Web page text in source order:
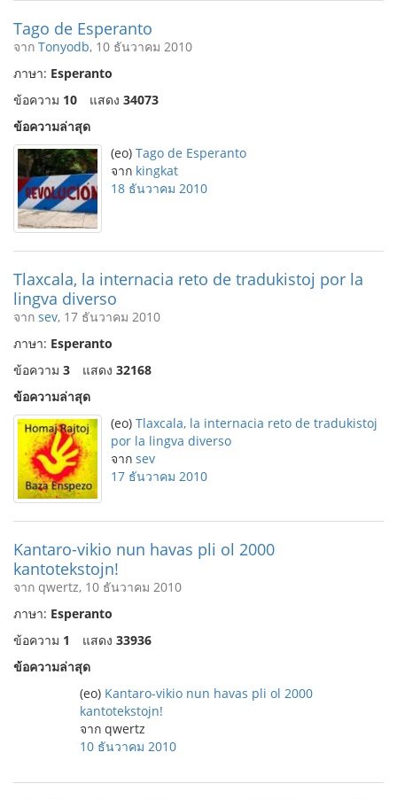
Tago de Esperanto
จาก Tonyodb, 10 ธันวาคม 2010
ภาษา: Esperanto
ข้อความ 10 แสดง 34073
ข้อความล่าสุด
(eo) Tago de Esperanto
จาก kingkat
18 ธันวาคม 2010
Tlaxcala, la internacia reto de tradukistoj por la
lingva diverso
จาก sev, 17 ธันวาคม 2010
ภาษา: Esperanto
ข้อความ 3 แสดง 32168
ข้อความล่าสุด
(eo) Tlaxcala, la internacia reto de tradukistoj
por la lingva diverso
จาก sev
17 ธันวาคม 2010
Kantaro-vikio nun havas pli ol 2000
kantotekstojn!
จาก qwertz, 10 ธันวาคม 2010
ภาษา: Esperanto
ข้อความ 1 แสดง 33936
ข้อความล่าสุด
(eo) Kantaro-vikio nun havas pli ol 2000
kantotekstojn!
จาก qwertz
10 ธันวาคม 2010